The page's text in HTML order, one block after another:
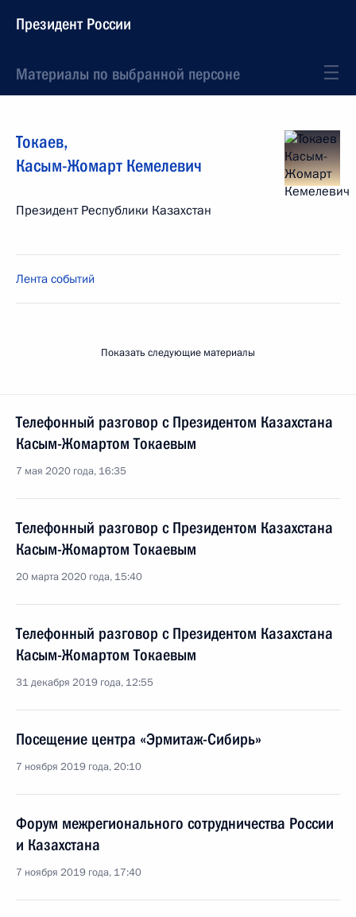
Президент России
Материалы по выбранной персоне
Токаев,
Касым-Жомарт Кемелевич
Президент Республики Казахстан
Лента событий
Показать следующие материалы
Телефонный разговор с Президентом Казахстана
Касым-Жомартом Токаевым
7 мая 2020 года, 16:35
Телефонный разговор с Президентом Казахстана
Касым-Жомартом Токаевым
20 марта 2020 года, 15:40
Телефонный разговор с Президентом Казахстана
Касым-Жомартом Токаевым
31 декабря 2019 года, 12:55
Посещение центра «Эрмитаж-Сибирь»
7 ноября 2019 года, 20:10
Форум межрегионального сотрудничества России
и Казахстана
7 ноября 2019 года, 17:40